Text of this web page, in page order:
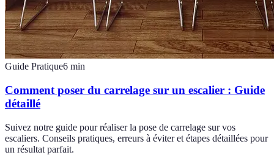
Guide Pratique6 min
Comment poser du carrelage sur un escalier : Guide
détaillé
Suivez notre guide pour réaliser la pose de carrelage sur vos
escaliers. Conseils pratiques, erreurs à éviter et étapes détaillées pour
un résultat parfait.